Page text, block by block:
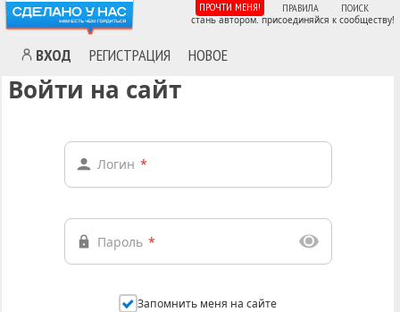
ВХОД РЕГИСТРАЦИЯ НОВОЕ
ПРОЧТИ МЕНЯ! ПРАВИЛА ПОИСК
стань автором. присоединяйся к сообществу!
Войти на сайт
Логин *
Пароль *
Запомнить меня на сайте